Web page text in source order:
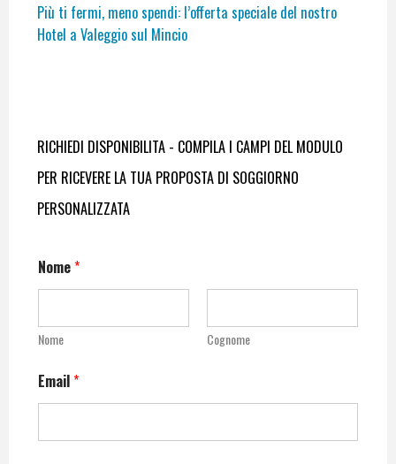
Più ti fermi, meno spendi: l’offerta speciale del nostro
Hotel a Valeggio sul Mincio
RICHIEDI DISPONIBILITA - COMPILA I CAMPI DEL MODULO
PER RICEVERE LA TUA PROPOSTA DI SOGGIORNO
PERSONALIZZATA
Nome*
Nome Cognome
Email*